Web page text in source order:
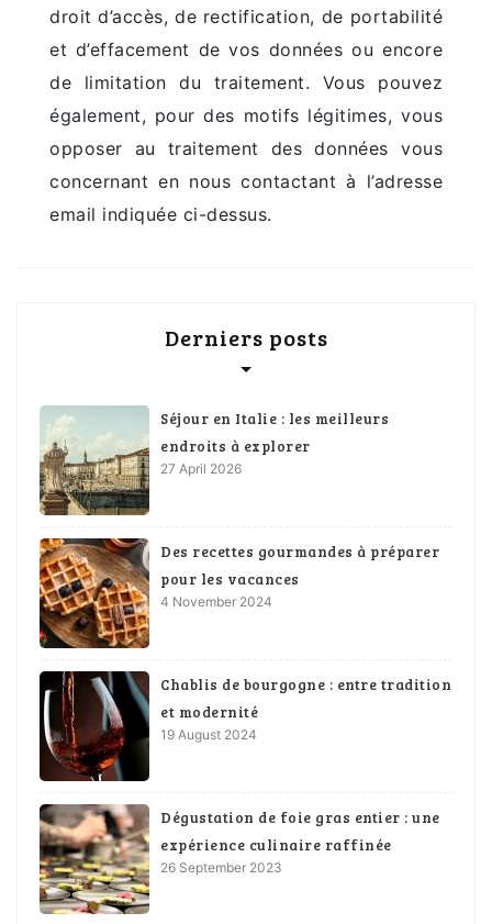
droit d’accès, de rectification, de portabilité
et d’effacement de vos données ou encore
de limitation du traitement. Vous pouvez
également, pour des motifs légitimes, vous
opposer au traitement des données vous
concernant en nous contactant à l’adresse
email indiquée ci-dessus.
Derniers posts
Séjour en Italie : les meilleurs
endroits à explorer
27 April 2026
Des recettes gourmandes à préparer
pour les vacances
4 November 2024
Chablis de bourgogne : entre tradition
et modernité
19 August 2024
Dégustation de foie gras entier : une
expérience culinaire raffinée
26 September 2023